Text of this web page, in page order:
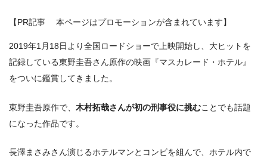
【PR記事 本ページはプロモーションが含まれています】
2019年1月18日より全国ロードショーで上映開始し、大ヒットを
記録している東野圭吾さん原作の映画『マスカレード・ホテル』
をついに鑑賞してきました。
東野圭吾原作で、 木村拓哉さんが初の刑事役に挑むことでも話題
になった作品です。
長澤まさみさん演じるホテルマンとコンビを組んで、ホテル内で